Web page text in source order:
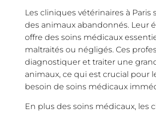
Les cliniques vétérinaires à
des animaux abandonnés. Leur
offre des soins médicaux
maltraités ou négligés. Ces
diagnostiquer et traiter une
animaux, ce qui est crucial pour
besoin de soins médicaux
En plus des soins médicaux, les